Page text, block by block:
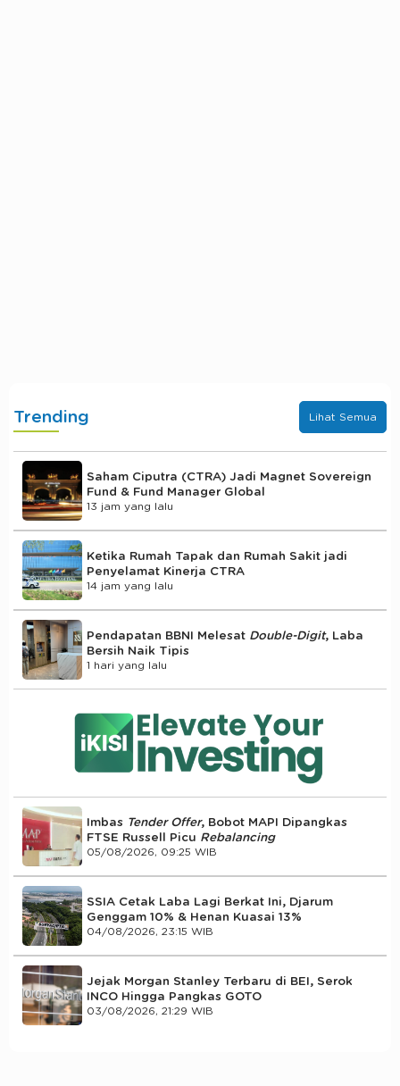
Trending Lihat Semua
Saham Ciputra (CTRA) Jadi Magnet Sovereign
Fund & Fund Manager Global
13 jam yang lalu
Ketika Rumah Tapak dan Rumah Sakit jadi
Penyelamat Kinerja CTRA
14 jam yang lalu
Pendapatan BBNI Melesat Double-Digit, Laba
Bersih Naik Tipis
1 hari yang lalu
Imbas Tender Offer, Bobot MAPI Dipangkas
FTSE Russell Picu Rebalancing
05/08/2026, 09:25 WIB
SSIA Cetak Laba Lagi Berkat Ini, Djarum
Genggam 10% & Henan Kuasai 13%
04/08/2026, 23:15 WIB
Jejak Morgan Stanley Terbaru di BEI, Serok
INCO Hingga Pangkas GOTO
03/08/2026, 21:29 WIB